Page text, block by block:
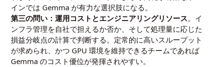
インでは Gemma が有力な選択肢になる。
第三の問い：運用コストとエンジニアリングリソース。イ
ンフラ管理を自社で担えるか否か、そして処理量に応じた
損益分岐点の計算で判断する。定常的に高いスループット
が求められ、かつ GPU 環境を維持できるチームであれば
Gemma のコスト優位が発揮されやすい。